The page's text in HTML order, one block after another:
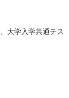
大学入学共通テス